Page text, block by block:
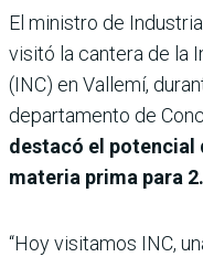
El ministro de
visitó la cantera de la
(INC) en Vallemí,
departamento de
destacó el potencial
materia prima para
“Hoy visitamos INC,